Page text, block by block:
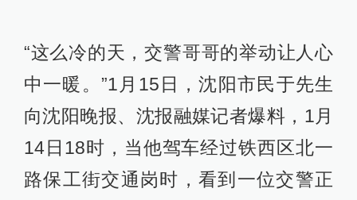
“这么冷的天，交警哥哥的举动让人心
中一暖。”1月15日，沈阳市民于先生
向沈阳晚报、沈报融媒记者爆料，1月
14日18时，当他驾车经过铁西区北一
路保工街交通岗时，看到一位交警正